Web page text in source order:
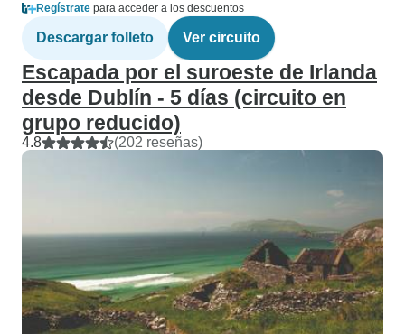
Regístrate para acceder a los descuentos
Descargar folleto Ver circuito
Escapada por el suroeste de Irlanda
desde Dublín - 5 días (circuito en
grupo reducido)
4.8 (202 reseñas)